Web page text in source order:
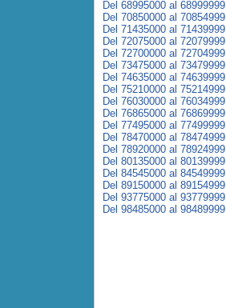
Del 68995000 al 68999999
Del 70850000 al 70854999
Del 71435000 al 71439999
Del 72075000 al 72079999
Del 72700000 al 72704999
Del 73475000 al 73479999
Del 74635000 al 74639999
Del 75210000 al 75214999
Del 76030000 al 76034999
Del 76865000 al 76869999
Del 77495000 al 77499999
Del 78470000 al 78474999
Del 78920000 al 78924999
Del 80135000 al 80139999
Del 84545000 al 84549999
Del 89150000 al 89154999
Del 93775000 al 93779999
Del 98485000 al 98489999